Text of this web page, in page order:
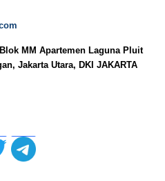
MM Apartemen Laguna Pluit
Jakarta Utara, DKI JAKARTA